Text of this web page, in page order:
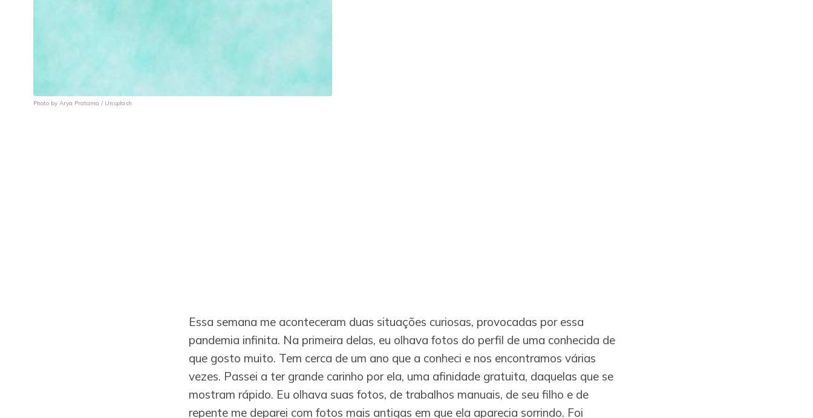
Photo by Arya Pratama / Unsplash
Essa semana me aconteceram duas situações curiosas, provocadas por essa
pandemia infinita. Na primeira delas, eu olhava fotos do perfil de uma conhecida de
que gosto muito. Tem cerca de um ano que a conheci e nos encontramos várias
vezes. Passei a ter grande carinho por ela, uma afinidade gratuita, daquelas que se
mostram rápido. Eu olhava suas fotos, de trabalhos manuais, de seu filho e de
repente me deparei com fotos mais antigas em que ela aparecia sorrindo. Foi